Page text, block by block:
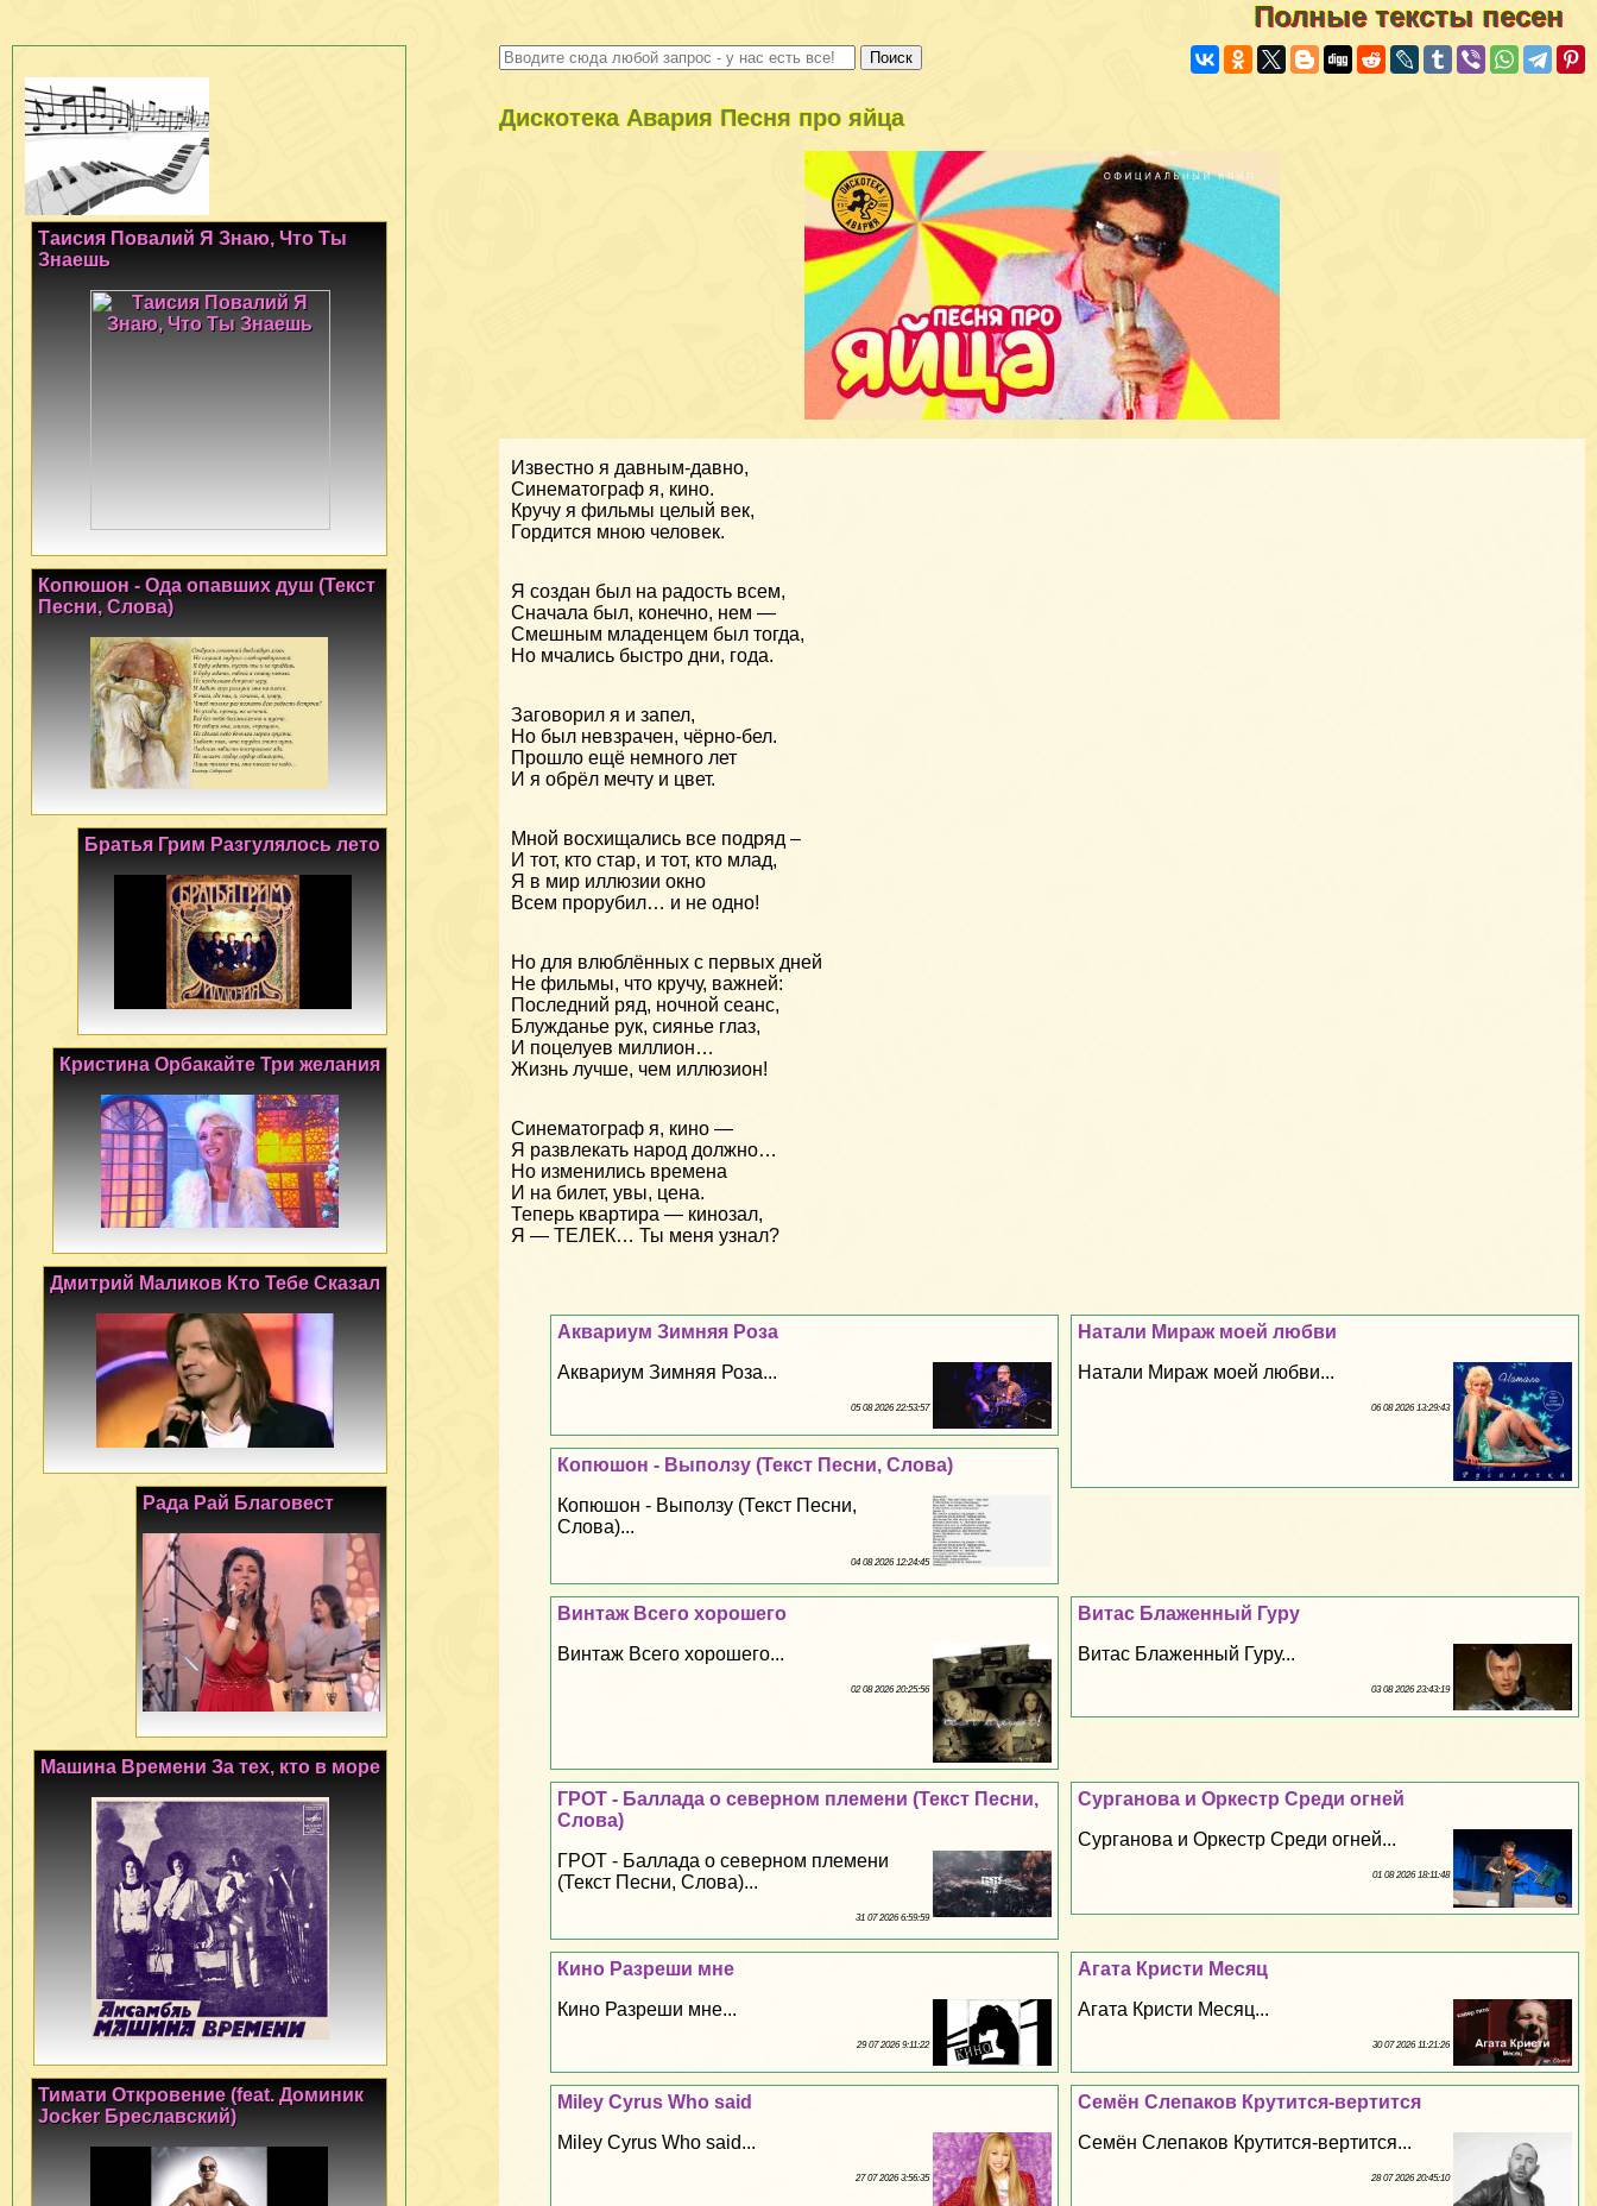
Полные тексты песен
Дискотека Авария Песня про яйца
Известно я давным-давно,
Синематограф я, кино.
Кручу я фильмы целый век,
Гордится мною человек.
Я создан был на радость всем,
Сначала был, конечно, нем —
Смешным младенцем был тогда,
Но мчались быстро дни, года.
Заговорил я и запел,
Но был невзрачен, чёрно-бел.
Прошло ещё немного лет
И я обрёл мечту и цвет.
Мной восхищались все подряд –
И тот, кто стар, и тот, кто млад,
Я в мир иллюзии окно
Всем прорубил… и не одно!
Но для влюблённых с первых дней
Не фильмы, что кручу, важней:
Последний ряд, ночной сеанс,
Блужданье рук, сиянье глаз,
И поцелуев миллион…
Жизнь лучше, чем иллюзион!
Синематограф я, кино —
Я развлекать народ должно…
Но изменились времена
И на билет, увы, цена.
Теперь квартира — кинозал,
Я — ТЕЛЕК… Ты меня узнал?
Натали Мираж моей любви
Натали Мираж моей любви...
06 08 2026 13:29:43
Аквариум Зимняя Роза
Аквариум Зимняя Роза...
05 08 2026 22:53:57
Копюшон - Выползу (Текст Песни, Слова)
Копюшон - Выползу (Текст Песни,
Слова)...
04 08 2026 12:24:45
Витас Блаженный Гуру
Витас Блаженный Гуру...
03 08 2026 23:43:19
Винтаж Всего хорошего
Винтаж Всего хорошего...
02 08 2026 20:25:56
Сурганова и Оркестр Среди огней
Сурганова и Оркестр Среди огней...
01 08 2026 18:11:48
ГРОТ - Баллада о северном племени (Текст Песни,
Слова)
ГРОТ - Баллада о северном племени
(Текст Песни, Слова)...
31 07 2026 6:59:59
Агата Кристи Месяц
Агата Кристи Месяц...
30 07 2026 11:21:26
Кино Разреши мне
Кино Разреши мне...
29 07 2026 9:11:22
Семён Слепаков Крутится-вертится
Семён Слепаков Крутится-вертится...
28 07 2026 20:45:10
Miley Cyrus Who said
Miley Cyrus Who said...
27 07 2026 3:56:35
Таисия Повалий Я Знаю, Что Ты
Знаешь
Копюшон - Ода опавших душ (Текст
Песни, Слова)
Братья Грим Разгулялось лето
Кристина Орбакайте Три желания
Дмитрий Маликов Кто Тебе Сказал
Рада Рай Благовест
Машина Времени За тех, кто в море
Тимати Откровение (feat. Доминик
Jocker Бреславский)